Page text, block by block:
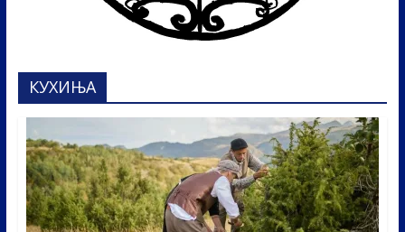
КУХИЊА